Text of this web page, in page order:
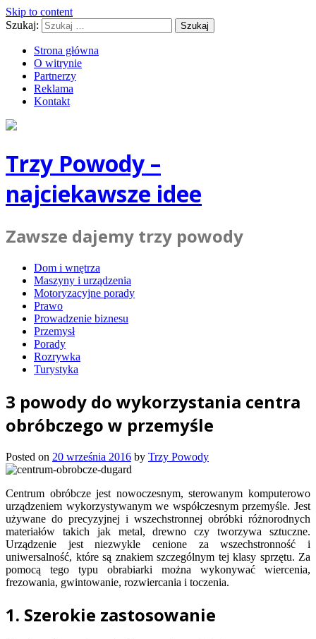
Skip to content
Szukaj:
Strona główna
O witrynie
Partnerzy
Reklama
Kontakt
Trzy Powody –
najciekawsze idee
Zawsze dajemy trzy powody
Dom i wnętrza
Maszyny i urządzenia
Motoryzacyjne porady
Prawo
Prowadzenie biznesu
Przemysł
Porady
Rozrywka
Turystyka
3 powody do wykorzystania centra
obróbczego w przemyśle
Posted on 20 września 2016 by Trzy Powody
Centrum obróbcze jest nowoczesnym, sterowanym komputerowo
urządzeniem wykorzystywanym we współczesnym przemyśle. Jest
używane do precyzyjnej i wszechstronnej obróbki różnorodnych
materiałów takich jak metal, drewno czy tworzywa sztuczne.
Urządzenie jest niezwykle cenione za wszechstronność i
uniwersalność, które są znakiem szczególnym tej klasy sprzętu. Za
pomocą tego typu obrabiarki można wykonywać wiercenia,
frezowania, gwintowanie, rozwiercania i toczenia.
1. Szerokie zastosowanie